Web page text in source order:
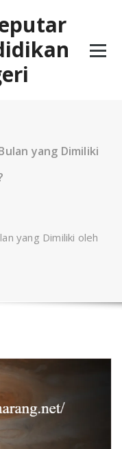
yang Dimiliki
yang Dimiliki oleh